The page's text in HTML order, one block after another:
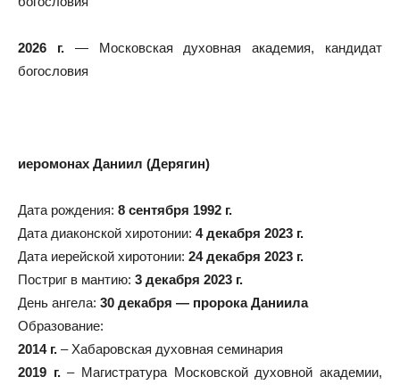
2026 г.— Московская духовная академия, кандидат
богословия
иеромонах Даниил (Дерягин)
Дата рождения: 8 сентября 1992 г.
Дата диаконской хиротонии: 4 декабря 2023 г.
Дата иерейской хиротонии: 24 декабря 2023 г.
Постриг в мантию: 3 декабря 2023 г.
День ангела: 30 декабря — пророка Даниила
Образование:
2014 г. – Хабаровская духовная семинария
2019 г.– Магистратура Московской духовной академии,